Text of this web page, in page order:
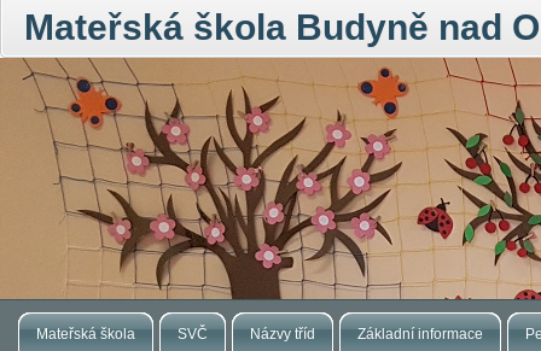
Mateřská škola Budyně nad
Mateřská škola SVČ Názvy tříd Základní informace